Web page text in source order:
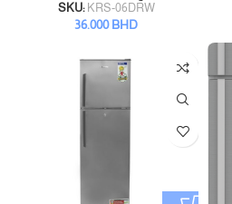
SKU: KRS-06DRW
36.000BHD